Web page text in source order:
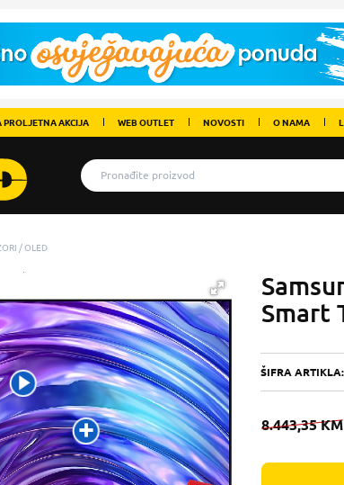
PROLJETNA AKCIJA WEB OUTLET NOVOSTI O NAMA
OLED
Smart
ŠIFRA ARTIKLA:
8.443,35KM